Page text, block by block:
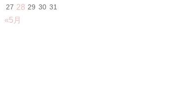
27 28 29 30 31
«5月